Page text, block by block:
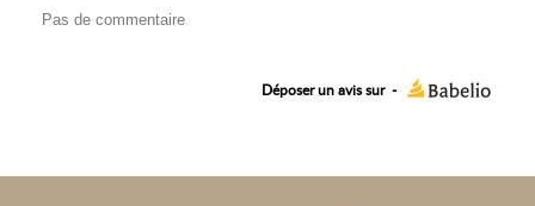
Pas de commentaire
Déposer un avis sur -